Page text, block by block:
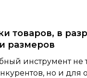
товаров, в
размеров
инструмент не
но и для